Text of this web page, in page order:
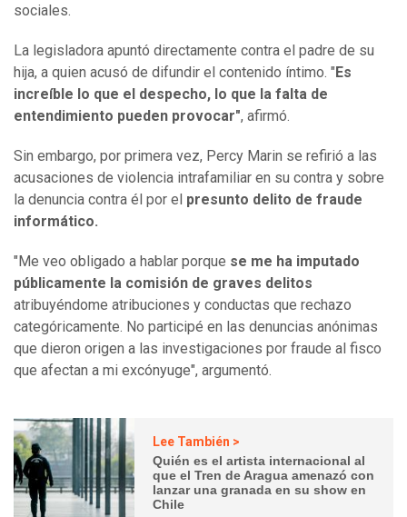
sociales.
La legisladora apuntó directamente contra el padre de su
hija, a quien acusó de difundir el contenido íntimo. "Es
increíble lo que el despecho, lo que la falta de
entendimiento pueden provocar", afirmó.
Sin embargo, por primera vez, Percy Marin se refirió a las
acusaciones de violencia intrafamiliar en su contra y sobre
la denuncia contra él por el presunto delito de fraude
informático.
"Me veo obligado a hablar porque se me ha imputado
públicamente la comisión de graves delitos
atribuyéndome atribuciones y conductas que rechazo
categóricamente. No participé en las denuncias anónimas
que dieron origen a las investigaciones por fraude al fisco
que afectan a mi excónyuge", argumentó.
Lee También >
Quién es el artista internacional al
que el Tren de Aragua amenazó con
lanzar una granada en su show en
Chile